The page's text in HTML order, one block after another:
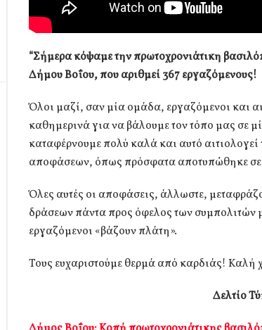
“Σήμερα κόψαμε την πρωτοχρονιάτικη
Δήμου Βοΐου, που αριθμεί 367 εργαζόμενους!
Όλοι μαζί, σαν μία ομάδα, εργαζόμενοι και
καθημερινά για να βάλουμε τον τόπο μας σε
καταφέρνουμε πολύ καλά και αυτό
αποφάσεων, όπως πρόσφατα αποτυπώθηκε
Όλες αυτές οι αποφάσεις, άλλωστε,
δράσεων πάντα προς όφελος των συμπολιτών
εργαζόμενοι «βάζουν πλάτη».
Τους ευχαριστoύμε θερμά από καρδιάς! Καλή
Δελτίο